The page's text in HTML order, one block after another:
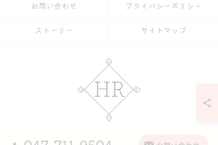
お問い合わせ プライバシーポリシー
ストーリー サイトマップ
© 2026 松戸市で丁寧かつ正確な軽作業なら【株式会社HR】 ALL RIGHTS